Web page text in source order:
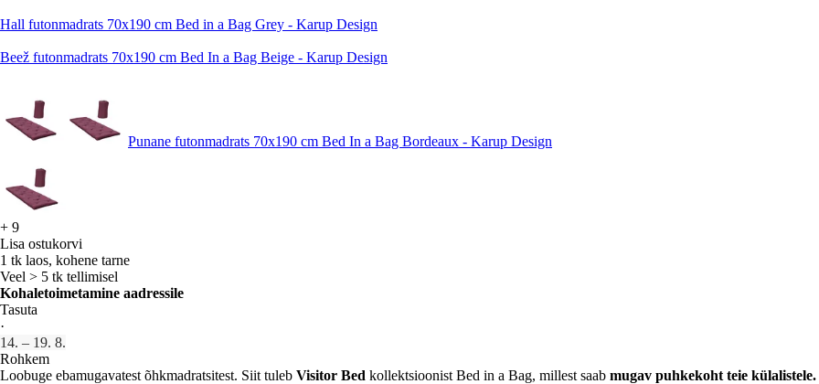
Hall futonmadrats 70x190 cm Bed in a Bag Grey - Karup Design
Beež futonmadrats 70x190 cm Bed In a Bag Beige - Karup Design
Punane futonmadrats 70x190 cm Bed In a Bag Bordeaux - Karup Design
+ 9
Lisa ostukorvi
1 tk laos, kohene tarne
Veel > 5 tk tellimisel
Kohaletoimetamine aadressile
Tasuta
·
14. – 19. 8.
Rohkem
Loobuge ebamugavatest õhkmadratsitest. Siit tuleb Visitor Bed kollektsioonist Bed in a Bag, millest saab mugav puhkekoht teie külalistele.